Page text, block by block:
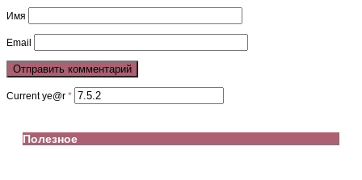
Имя
Email
Current ye@r *
Полезное